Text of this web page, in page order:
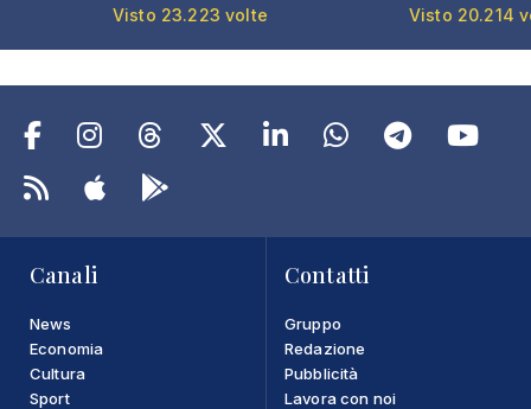
Visto 23.223 volte Visto 20.214
Canali
News
Economia
Cultura
Sport
Contatti
Gruppo
Redazione
Pubblicità
Lavora con noi